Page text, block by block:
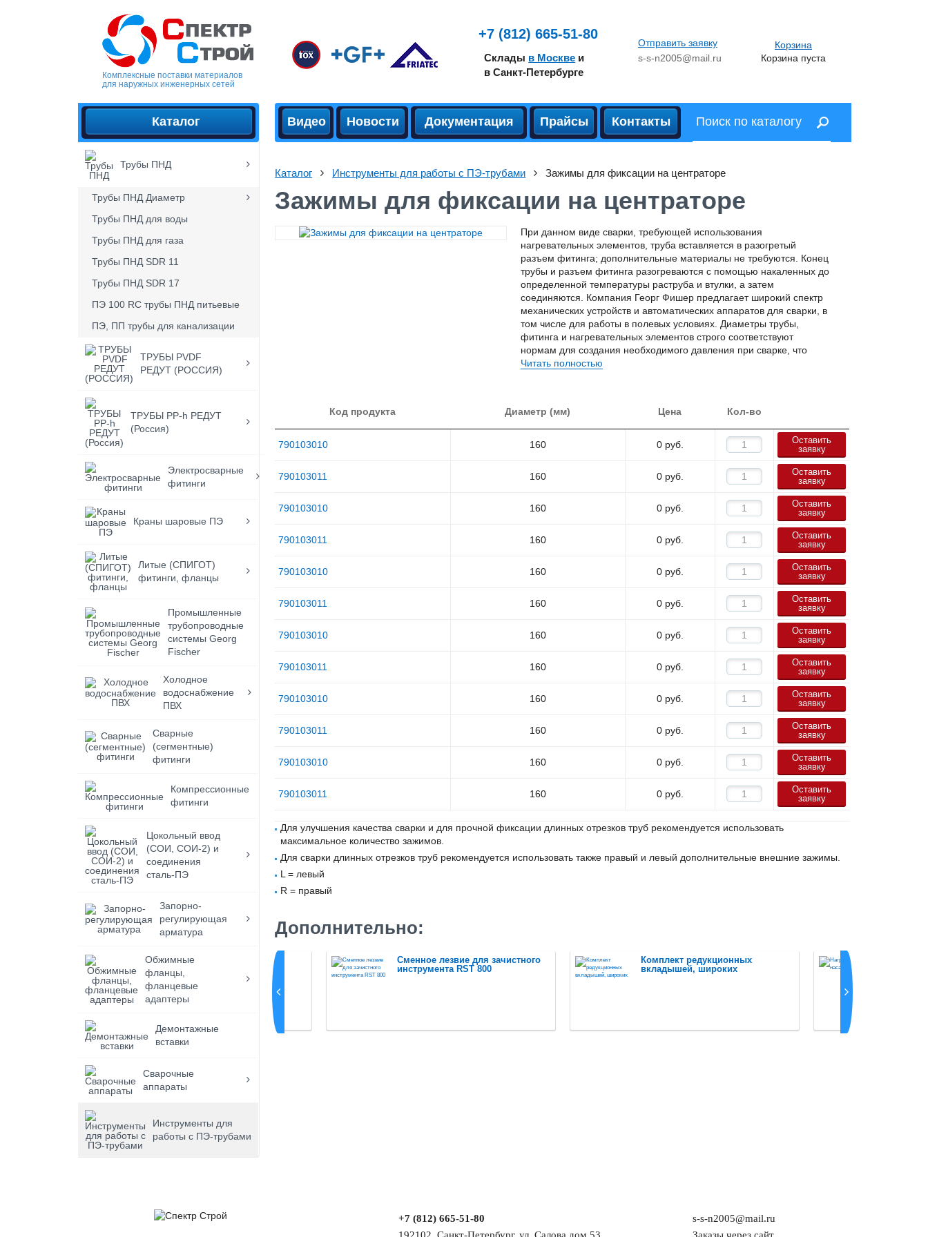
Комплексные поставки материалов
для наружных инженерных сетей
+7 (812) 665-51-80
Склады в Москве и
в Санкт-Петербурге
Отправить заявку
s-s-n2005@mail.ru
Корзина
Корзина пуста
Каталог
Трубы ПНД
Трубы ПНД Диаметр
Трубы ПНД для воды
Трубы ПНД для газа
Трубы ПНД SDR 11
Трубы ПНД SDR 17
ПЭ 100 RC трубы ПНД питьевые
ПЭ, ПП трубы для канализации
ТРУБЫ PVDF
РЕДУТ (РОССИЯ)
ТРУБЫ PP-h РЕДУТ
(Россия)
Электросварные
фитинги
Краны шаровые ПЭ
Литые (СПИГОТ)
фитинги, фланцы
Промышленные
трубопроводные
системы Georg
Fischer
Холодное
водоснабжение
ПВХ
Сварные
(сегментные)
фитинги
Компрессионные
фитинги
Цокольный ввод
(СОИ, СОИ-2) и
соединения
сталь-ПЭ
Запорно-
регулирующая
арматура
Обжимные
фланцы,
фланцевые
адаптеры
Демонтажные
вставки
Сварочные
аппараты
Инструменты для
работы с ПЭ-трубами
Видео Новости Документация Прайсы Контакты
Каталог Инструменты для работы с ПЭ-трубами Зажимы для фиксации на центраторе
Зажимы для фиксации на центраторе
При данном виде сварки, требующей использования
нагревательных элементов, труба вставляется в разогретый
разъем фитинга; дополнительные материалы не требуются. Конец
трубы и разъем фитинга разогреваются с помощью накаленных до
определенной температуры раструба и втулки, а затем
соединяются. Компания Георг Фишер предлагает широкий спектр
механических устройств и автоматических аппаратов для сварки, в
том числе для работы в полевых условиях. Диаметры трубы,
фитинга и нагревательных элементов строго соответствуют
нормам для создания необходимого давления при сварке, что
дает в результате монолитное соединение.
Читать полностью
Код продукта Диаметр (мм) Цена Кол-во
790103010 160 0 руб.
Оставить
заявку
790103011 160 0 руб.
Оставить
заявку
790103010 160 0 руб.
Оставить
заявку
790103011 160 0 руб.
Оставить
заявку
790103010 160 0 руб.
Оставить
заявку
790103011 160 0 руб.
Оставить
заявку
790103010 160 0 руб.
Оставить
заявку
790103011 160 0 руб.
Оставить
заявку
790103010 160 0 руб.
Оставить
заявку
790103011 160 0 руб.
Оставить
заявку
790103010 160 0 руб.
Оставить
заявку
790103011 160 0 руб.
Оставить
заявку
Для улучшения качества сварки и для прочной фиксации длинных отрезков труб рекомендуется использовать
максимальное количество зажимов.
Для сварки длинных отрезков труб рекомендуется использовать также правый и левый дополнительные внешние зажимы.
L = левый
R = правый
Дополнительно:
Комплект редукционных
Сменное лезвие для зачистного
инструмента RST 800
Комплект редукционных
вкладышей, широких
+7 (812) 665-51-80
s-s-n2005@mail.ru